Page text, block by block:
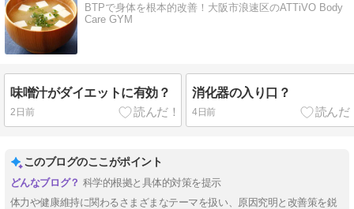
BTPで身体を根本的改善！大阪市浪速区のATTiVO Body
Care GYM
味噌汁がダイエットに有効？
2日前
消化器の入り口？
4日前
このブログのここがポイント
科学的根拠と具体的対策を提示
体力や健康維持に関わるさまざまなテーマを扱い、原因究明と改善策を鋭